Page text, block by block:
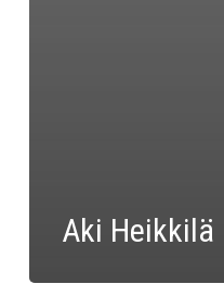
Aki Heikkilä